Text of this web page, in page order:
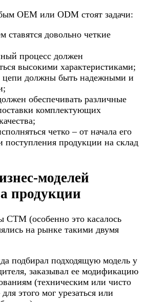
ОЕМ или ODM стоят задачи:
ставятся довольно четкие
процесс должен
высокими характеристиками;
цепи должны быть надежными и
обеспечивать различные
комплектующих
четко – от начала его
поступления продукции на склад
моделей
продукции
СТМ (особенно это касалось
на рынке такими двумя
подбирал подходящую модель у
заказывал ее модификацию
(техническим или чисто
этого мог урезаться или